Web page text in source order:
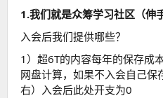
1.我们就是众筹学习社区（伸
入会后我们提供哪些？
1）超6T的内容每年的保存成
网盘计算，如果不入会自己
右）入会后此处开支为0